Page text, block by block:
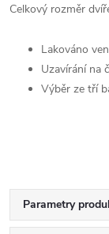
Celkový rozměr
Lakováno
Uzavírání na
Výběr ze tří
Parametry